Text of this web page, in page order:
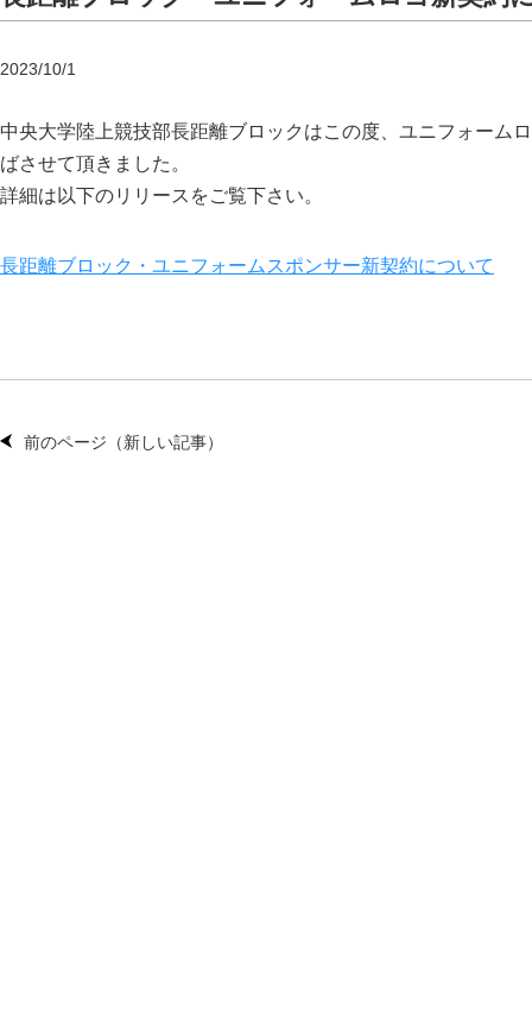
2023/10/1
中央大学陸上競技部長距離ブロックはこの度、ユニフォーム
ばさせて頂きました。
詳細は以下のリリースをご覧下さい。
長距離ブロック・ユニフォームスポンサー新契約について
前のページ（新しい記事）